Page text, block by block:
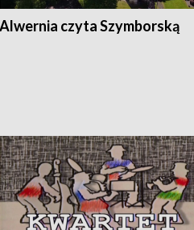
Alwernia czyta Szymborską